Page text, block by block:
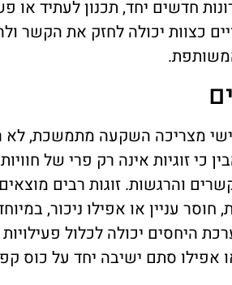
חדשים יחד, תכנון לעתיד או
כצוות יכולה לחזק את הקשר
מצריכה השקעה מתמשכת,
כי זוגיות אינה רק פרי של
והרגשות. זוגות רבים
עניין או אפילו ניכור,
היחסים יכולה לכלול פעילויות
אפילו סתם ישיבה יחד על כוס